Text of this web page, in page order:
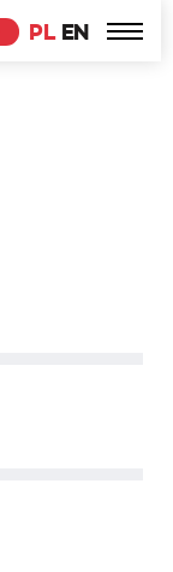
PL EN